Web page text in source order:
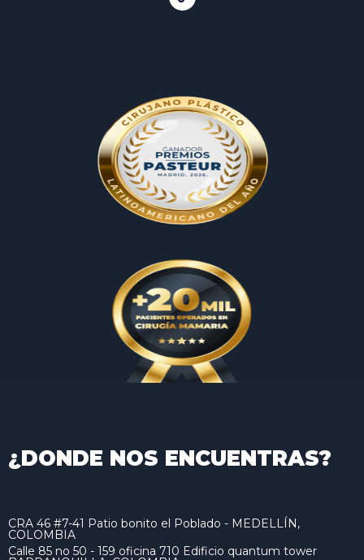
¿DONDE NOS ENCUENTRAS?
CRA 46 #7-41 Patio bonito el Poblado - MEDELLÍN,
COLOMBIA
Calle 85 no 50 - 159 oficina 710 Edificio quantum tower